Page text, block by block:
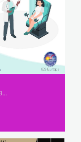
Secundaria, Paula Barranco Román, Carolina Bartolomé Ramírez y Concepción Cardenal Gambin